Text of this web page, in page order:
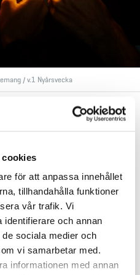
cookies
för att anpassa innehållet
tillhandahålla funktioner
vår trafik. Vi
identifierare och annan
sociala medier och
vi samarbetar med.
informationen med annan
/ v.1 Nyårsvecka